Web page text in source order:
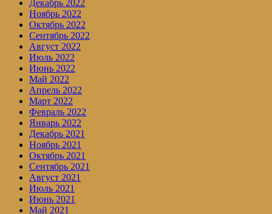
Декабрь 2022
Ноябрь 2022
Октябрь 2022
Сентябрь 2022
Август 2022
Июль 2022
Июнь 2022
Май 2022
Апрель 2022
Март 2022
Февраль 2022
Январь 2022
Декабрь 2021
Ноябрь 2021
Октябрь 2021
Сентябрь 2021
Август 2021
Июль 2021
Июнь 2021
Май 2021